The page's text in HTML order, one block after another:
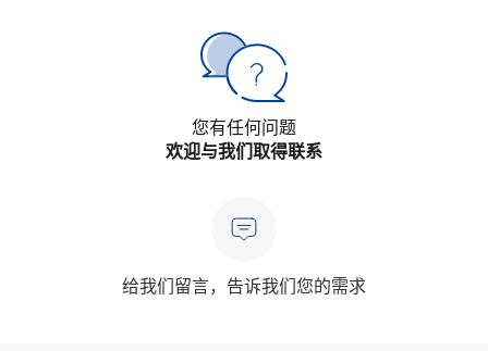
您有任何问题
欢迎与我们取得联系
给我们留言，告诉我们您的需求